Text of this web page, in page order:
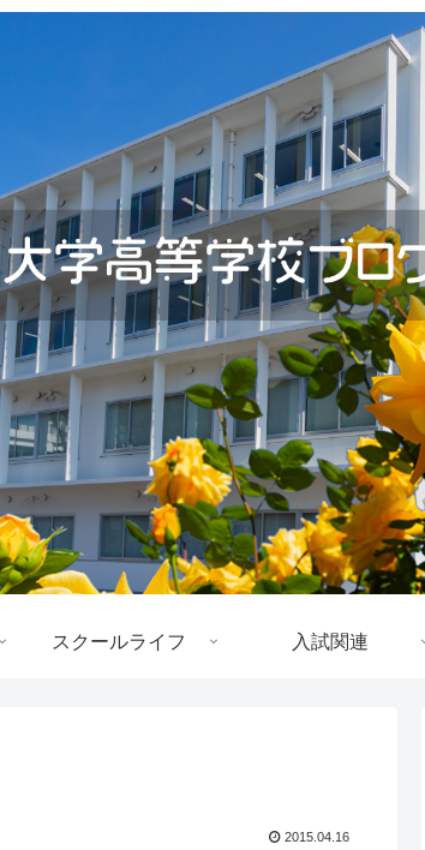
スクールライフ 入試関連
2015.04.16